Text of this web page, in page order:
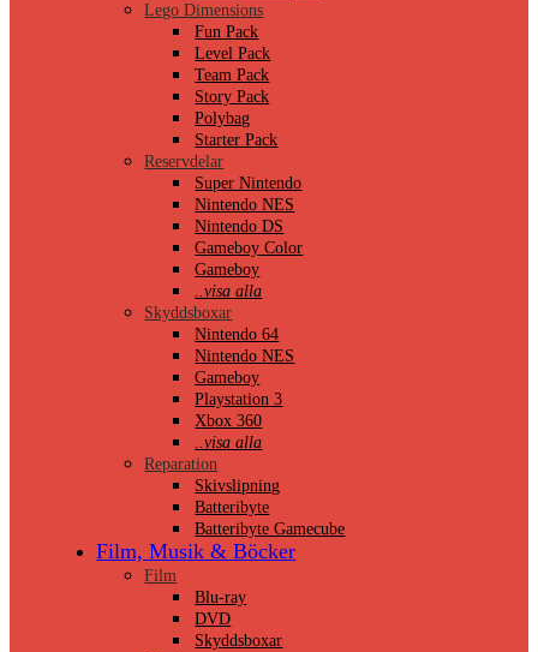
Lego Dimensions
Fun Pack
Level Pack
Team Pack
Story Pack
Polybag
Starter Pack
Reservdelar
Super Nintendo
Nintendo NES
Nintendo DS
Gameboy Color
Gameboy
..visa alla
Skyddsboxar
Nintendo 64
Nintendo NES
Gameboy
Playstation 3
Xbox 360
..visa alla
Reparation
Skivslipning
Batteribyte
Batteribyte Gamecube
Film, Musik & Böcker
Film
Blu-ray
DVD
Skyddsboxar